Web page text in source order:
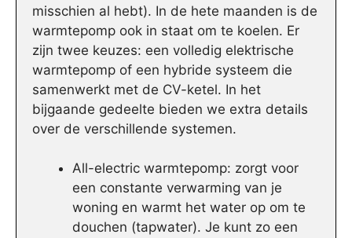
misschien al hebt). In de hete maanden is de
warmtepomp ook in staat om te koelen. Er
zijn twee keuzes: een volledig elektrische
warmtepomp of een hybride systeem die
samenwerkt met de CV-ketel. In het
bijgaande gedeelte bieden we extra details
over de verschillende systemen.
All-electric warmtepomp: zorgt voor
een constante verwarming van je
woning en warmt het water op om te
douchen (tapwater). Je kunt zo een